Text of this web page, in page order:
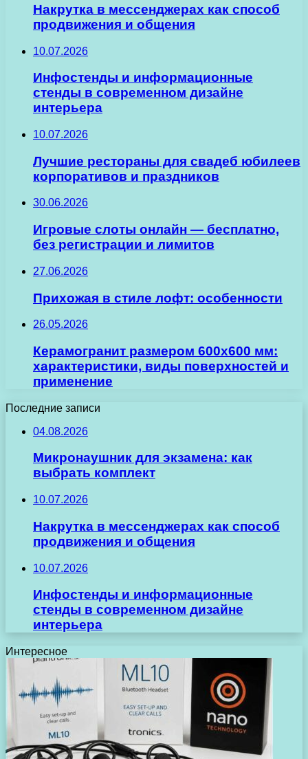
Накрутка в мессенджерах как способ
продвижения и общения
10.07.2026
Инфостенды и информационные
стенды в современном дизайне
интерьера
10.07.2026
Лучшие рестораны для свадеб юбилеев
корпоративов и праздников
30.06.2026
Игровые слоты онлайн — бесплатно,
без регистрации и лимитов
27.06.2026
Прихожая в стиле лофт: особенности
26.05.2026
Керамогранит размером 600х600 мм:
характеристики, виды поверхностей и
применение
Последние записи
04.08.2026
Микронаушник для экзамена: как
выбрать комплект
10.07.2026
Накрутка в мессенджерах как способ
продвижения и общения
10.07.2026
Инфостенды и информационные
стенды в современном дизайне
интерьера
Интересное